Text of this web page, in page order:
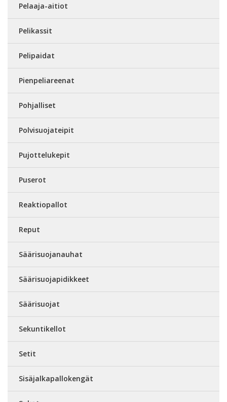
Pelaaja-aitiot
Pelikassit
Pelipaidat
Pienpeliareenat
Pohjalliset
Polvisuojateipit
Pujottelukepit
Puserot
Reaktiopallot
Reput
Säärisuojanauhat
Säärisuojapidikkeet
Säärisuojat
Sekuntikellot
Setit
Sisäjalkapallokengät